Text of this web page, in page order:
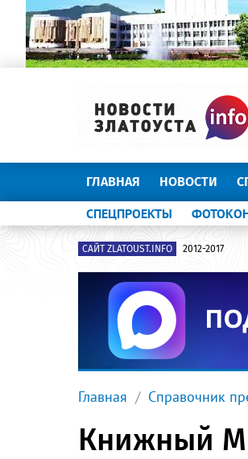
ГЛАВНАЯ НОВОСТИ
СПЕЦПРОЕКТЫ
САЙТ ZLATOUST.INFO 2012-2017
Главная Справочник
Книжный